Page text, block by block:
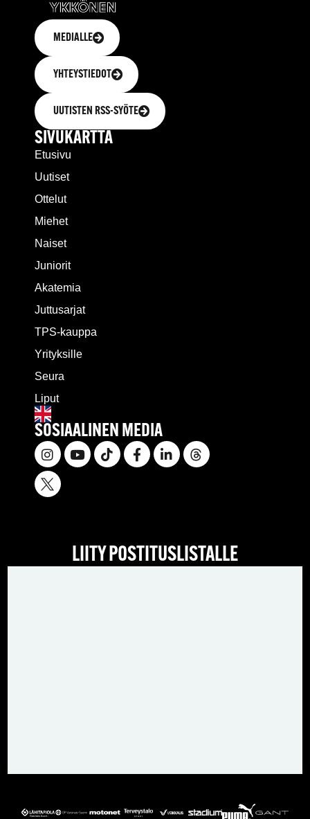
MEDIALLE
YHTEYSTIEDOT
UUTISTEN RSS-SYÖTE
SIVUKARTTA
Etusivu
Uutiset
Ottelut
Miehet
Naiset
Juniorit
Akatemia
Juttusarjat
TPS-kauppa
Yrityksille
Seura
Liput
SOSIAALINEN MEDIA
LIITY POSTITUSLISTALLE